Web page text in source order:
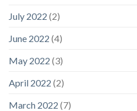
July 2022 (2)
June 2022 (4)
May 2022 (3)
April 2022 (2)
March 2022 (7)